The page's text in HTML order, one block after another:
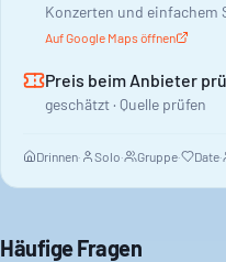
Konzerten und einfachem
Auf Google Maps öffnen
Preis beim Anbieter
geschätzt · Quelle prüfen
Drinnen· Solo· Gruppe· Date·
Häufige Fragen